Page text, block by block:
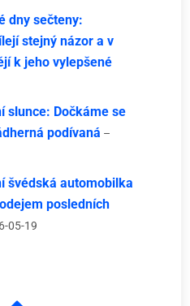
dny sečteny:
stejný názor a v
k jeho vylepšené
slunce: Dočkáme se
podívaná –
švédská automobilka
posledních
05-19